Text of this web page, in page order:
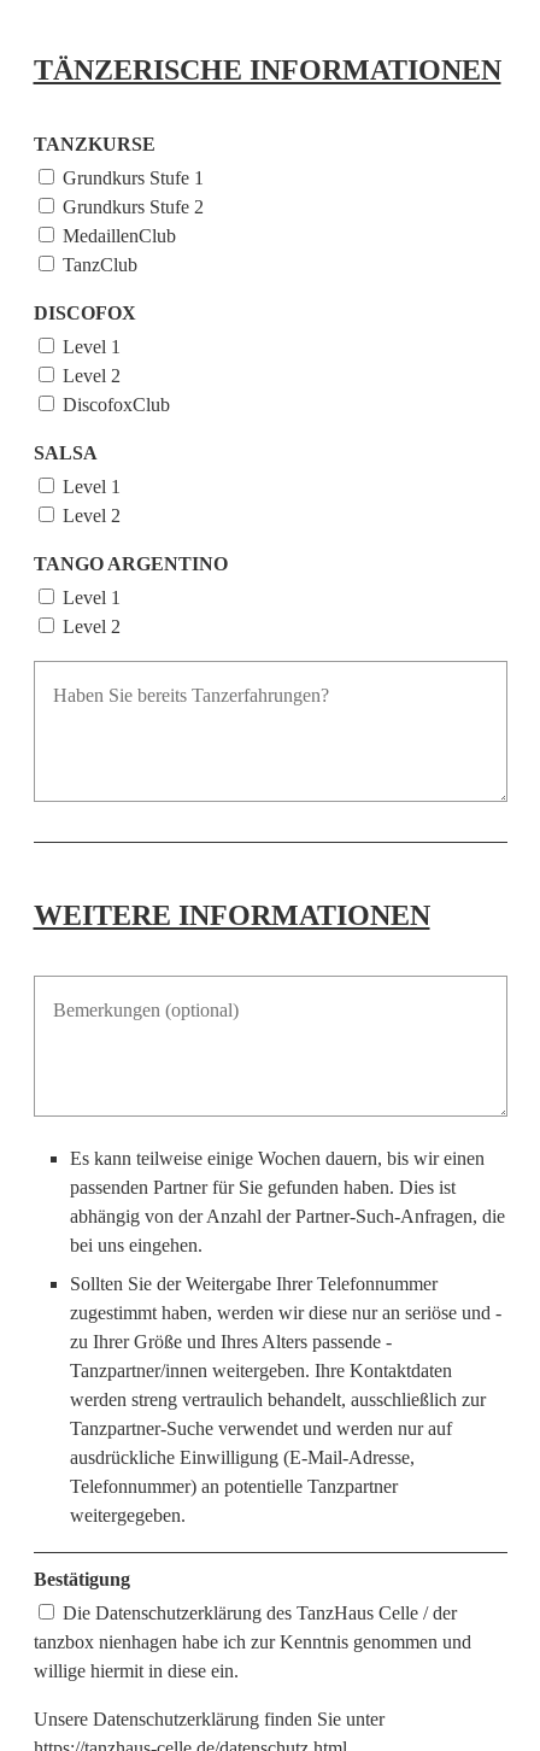
TÄNZERISCHE INFORMATIONEN
TANZKURSE
Grundkurs Stufe 1
Grundkurs Stufe 2
MedaillenClub
TanzClub
DISCOFOX
Level 1
Level 2
DiscofoxClub
SALSA
Level 1
Level 2
TANGO ARGENTINO
Level 1
Level 2
WEITERE INFORMATIONEN
Es kann teilweise einige Wochen dauern, bis wir einen
passenden Partner für Sie gefunden haben. Dies ist
abhängig von der Anzahl der Partner-Such-Anfragen, die
bei uns eingehen.
Sollten Sie der Weitergabe Ihrer Telefonnummer
zugestimmt haben, werden wir diese nur an seriöse und -
zu Ihrer Größe und Ihres Alters passende -
Tanzpartner/innen weitergeben. Ihre Kontaktdaten
werden streng vertraulich behandelt, ausschließlich zur
Tanzpartner-Suche verwendet und werden nur auf
ausdrückliche Einwilligung (E-Mail-Adresse,
Telefonnummer) an potentielle Tanzpartner
weitergegeben.
Bestätigung
Die Datenschutzerklärung des TanzHaus Celle / der
tanzbox nienhagen habe ich zur Kenntnis genommen und
willige hiermit in diese ein.
Unsere Datenschutzerklärung finden Sie unter